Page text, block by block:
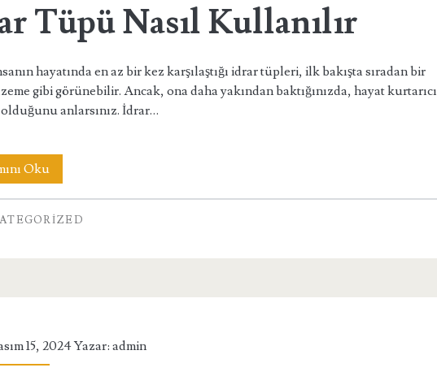
Tüpü Nasıl Kullanılır
hayatında en az bir kez karşılaştığı idrar tüpleri, ilk bakışta sıradan bir
gibi görünebilir. Ancak, ona daha yakından baktığınızda, hayat kurtarıcı
anlarsınız. İdrar…
OkuIdrar
Tüpü
Nasıl
15, 2024 Yazar:admin